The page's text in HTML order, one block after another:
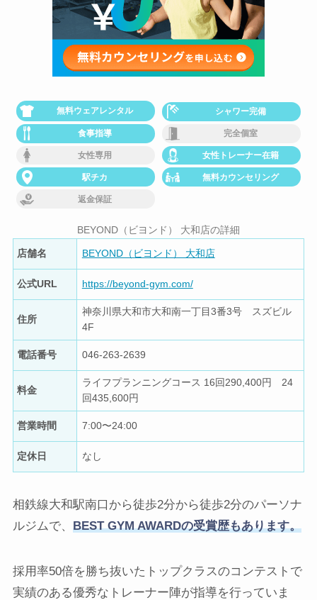
無料ウェアレンタル シャワー完備
食事指導 完全個室
女性専用 女性トレーナー在籍
駅チカ 無料カウンセリング
返金保証
BEYOND（ビヨンド） 大和店の詳細
店舗名 BEYOND（ビヨンド） 大和店
公式URL https://beyond-gym.com/
住所
神奈川県大和市大和南一丁目3番3号 スズビル
4F
電話番号 046-263-2639
料金
ライフプランニングコース 16回290,400円 24
回435,600円
営業時間 7:00〜24:00
定休日 なし
相鉄線大和駅南口から徒歩2分から徒歩2分のパーソナ
ルジムで、 BEST GYM AWARDの受賞歴もあります。
採用率50倍を勝ち抜いたトップクラスのコンテストで
実績のある優秀なトレーナー陣が指導を行っていま